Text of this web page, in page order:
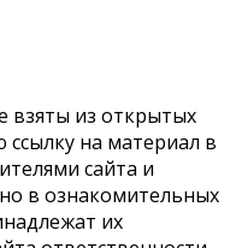
взяты из открытых
на материал в
сайта и
в ознакомительных
их